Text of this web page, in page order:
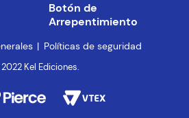
Botón de
Arrepentimiento
Políticas de seguridad
Kel Ediciones.